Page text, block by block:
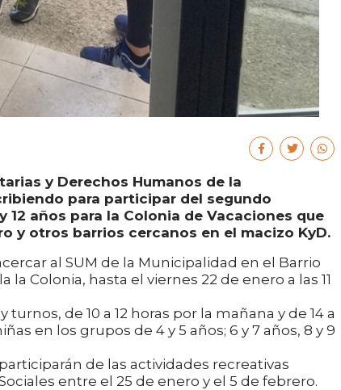
y Derechos Humanos de la
para participar del segundo
años para la Colonia de Vacaciones que
y otros barrios cercanos en el macizo KyD.
al SUM de la Municipalidad en el Barrio
Colonia, hasta el viernes 22 de enero a las 11
de 10 a 12 horas por la mañana y de 14 a
en los grupos de 4 y 5 años; 6 y 7 años, 8 y 9
de las actividades recreativas
entre el 25 de enero y el 5 de febrero.